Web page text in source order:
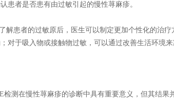
患者是否患有由过敏引起的慢性荨麻疹。
患者的过敏原后，医生可以制定更加个性化的治疗
对于吸入物或接触物过敏，可以通过改善生活环境来
在慢性荨麻疹的诊断中具有重要意义，但其结果